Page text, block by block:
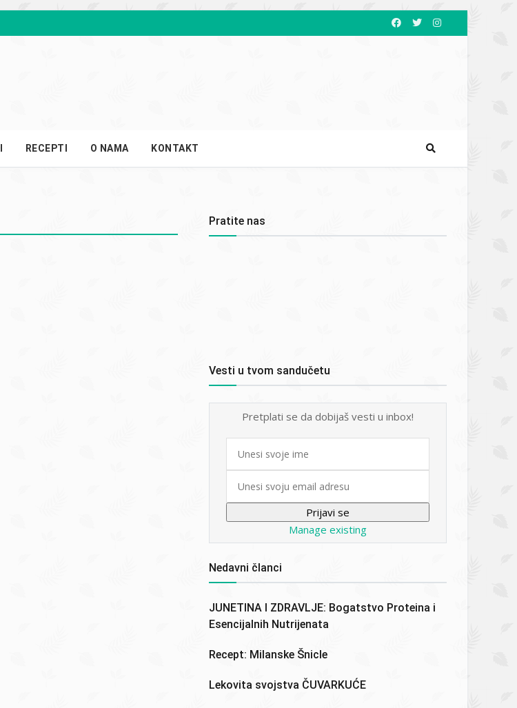
RECEPTI O NAMA KONTAKT
Pratite nas
Vesti u tvom sandučetu
Pretplati se da dobijaš vesti u inbox!
First
Manage existing
Nedavni članci
JUNETINA I ZDRAVLJE: Bogatstvo Proteina i
Esencijalnih Nutrijenata
Recept: Milanske Šnicle
Lekovita svojstva ČUVARKUĆE